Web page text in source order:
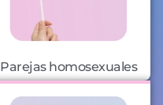
Parejas homosexuales